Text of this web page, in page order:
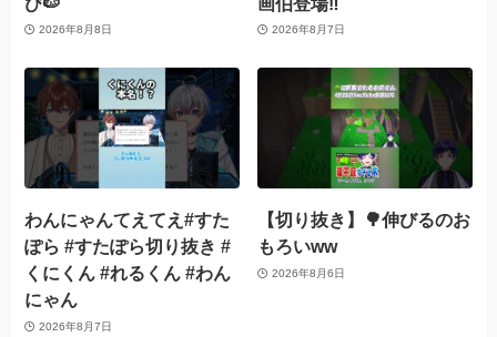
2026年8月8日 2026年8月7日
わんにゃんてえてえ#すた
ぽら #すたぽら切り抜き #
くにくん #れるくん #わん
にゃん
2026年8月7日
【切り抜き】🌳伸びるのお
もろいww
2026年8月6日